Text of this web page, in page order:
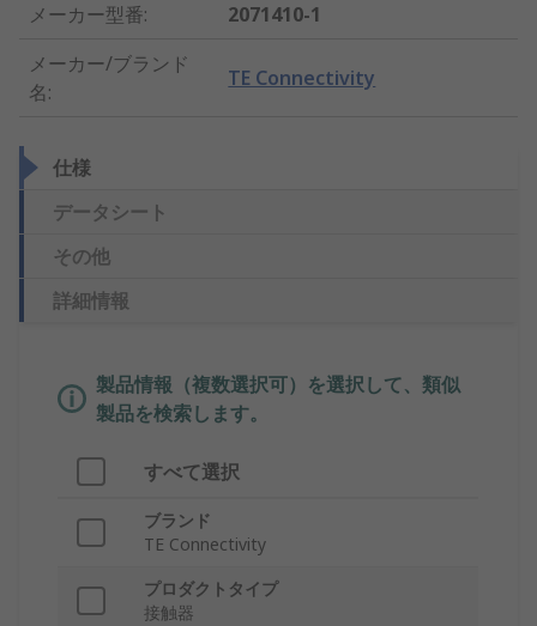
メーカー型番:
2071410-1
メーカー/ブランド
名:
TE Connectivity
仕様
データシート
その他
詳細情報
製品情報（複数選択可）を選択して、類似
製品を検索します。
すべて選択
ブランド
TE Connectivity
プロダクトタイプ
接触器